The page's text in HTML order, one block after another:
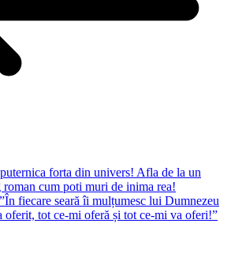
forta din univers! Afla de la un
cum poti muri de inima rea!
fiecare seară îi mulțumesc lui Dumnezeu
oferit, tot ce-mi oferă și tot ce-mi va oferi!”